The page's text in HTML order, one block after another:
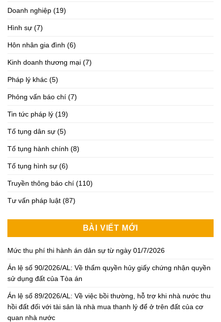
Doanh nghiệp (19)
Hình sự (7)
Hôn nhân gia đình (6)
Kinh doanh thương mại (7)
Pháp lý khác (5)
Phỏng vấn báo chí (7)
Tin tức pháp lý (19)
Tố tụng dân sự (5)
Tố tụng hành chính (8)
Tố tụng hình sự (6)
Truyền thông báo chí (110)
Tư vấn pháp luật (87)
BÀI VIẾT MỚI
Mức thu phí thi hành án dân sự từ ngày 01/7/2026
Án lệ số 90/2026/AL: Về thẩm quyền hủy giấy chứng nhận quyền
sử dụng đất của Tòa án
Án lệ số 89/2026/AL: Về việc bồi thường, hỗ trợ khi nhà nước thu
hồi đất đối với tài sản là nhà mua thanh lý để ở trên đất của cơ
quan nhà nước